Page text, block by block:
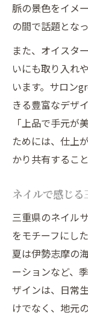
ネイル
松阪や
安さと
求人情
予約しや
三重
ネット
津市・
選び
クーポ
ト
急な予
店
脈の景色をイメ
の間で話題とな
また、オイスタ
いにも取り入れ
います。サロン
きる豊富なデザ
「上品で手元が
ためには、仕上
かり共有するこ
ネイルで感じ
三重県のネイル
をモチーフにし
夏は伊勢志摩の
ーションなど、
ザインは、日常
けでなく、地元